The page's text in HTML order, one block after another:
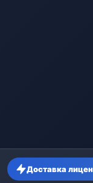
Доставка